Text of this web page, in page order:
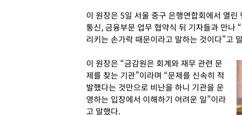
이 원장은 5일 서울 중구 은행연합회에서 열
통신, 금융부문 업무 협약식 뒤 기자들과 만나
리키는 손가락 때문이라고 말하는 것이다”고
이 원장은 “금감원은 회계와 재무 관련 문
제를 찾는 기관”이라며 “문제를 신속히 적
발했다는 것만으로 비난을 하니 기관을 운
영하는 입장에서 이해하기 어려운 일”이라
고 말했다.